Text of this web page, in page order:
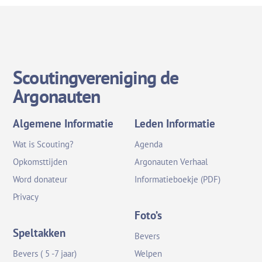
Scoutingvereniging de
Argonauten
Algemene Informatie
Wat is Scouting?
Opkomsttijden
Word donateur
Privacy
Speltakken
Bevers ( 5 -7 jaar)
Leden Informatie
Agenda
Argonauten Verhaal
Informatieboekje (PDF)
Foto’s
Bevers
Welpen